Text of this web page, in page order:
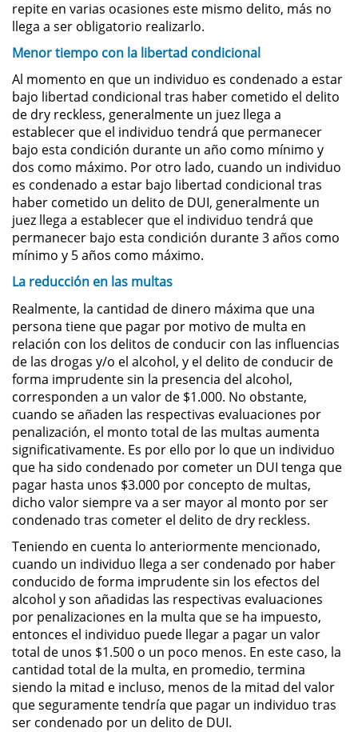
Robo de Caja Fuerte
Robo en Tiendas
Robo PC 459
Delincuencia Juvenil
Audiencias de Detención
Audiencias de Transferencia
Audiencias de Disposición
Derechos de los Padres en
Casos Juveniles
Desviación Informal Juvenil
Delitos por los cuales un Menor
puede ser Juzgado como Adulto
División de Justicia Juvenil
La Ley de los Tres Delitos y
Fuera
Libertad Condicional para
Menores
Petición Aceptada
Proyecto de Ley del Senado 439
Sello de Registros de Menores
Tutela de los Tribunales
repite en varias ocasiones este mismo delito, más no
llega a ser obligatorio realizarlo.
Menor tiempo con la libertad condicional
Al momento en que un individuo es condenado a estar
bajo libertad condicional tras haber cometido el delito
de dry reckless, generalmente un juez llega a
establecer que el individuo tendrá que permanecer
bajo esta condición durante un año como mínimo y
dos como máximo. Por otro lado, cuando un individuo
es condenado a estar bajo libertad condicional tras
haber cometido un delito de DUI, generalmente un
juez llega a establecer que el individuo tendrá que
permanecer bajo esta condición durante 3 años como
mínimo y 5 años como máximo.
La reducción en las multas
Realmente, la cantidad de dinero máxima que una
persona tiene que pagar por motivo de multa en
relación con los delitos de conducir con las influencias
de las drogas y/o el alcohol, y el delito de conducir de
forma imprudente sin la presencia del alcohol,
corresponden a un valor de $1.000. No obstante,
cuando se añaden las respectivas evaluaciones por
penalización, el monto total de las multas aumenta
significativamente. Es por ello por lo que un individuo
que ha sido condenado por cometer un DUI tenga que
pagar hasta unos $3.000 por concepto de multas,
dicho valor siempre va a ser mayor al monto por ser
condenado tras cometer el delito de dry reckless.
Teniendo en cuenta lo anteriormente mencionado,
cuando un individuo llega a ser condenado por haber
conducido de forma imprudente sin los efectos del
alcohol y son añadidas las respectivas evaluaciones
por penalizaciones en la multa que se ha impuesto,
entonces el individuo puede llegar a pagar un valor
total de unos $1.500 o un poco menos. En este caso, la
cantidad total de la multa, en promedio, termina
siendo la mitad e incluso, menos de la mitad del valor
que seguramente tendría que pagar un individuo tras
ser condenado por un delito de DUI.